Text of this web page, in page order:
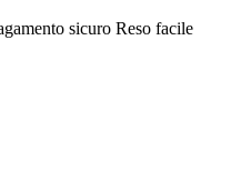
sicuro Reso facile